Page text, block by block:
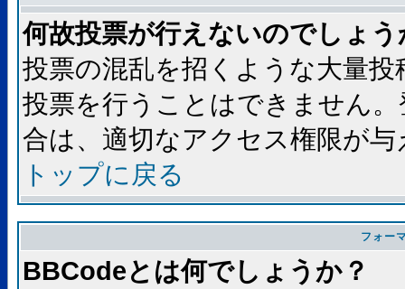
何故投票が行えないのでしょう
投票の混乱を招くような大量
投票を行うことはできません
合は、適切なアクセス権限が
トップに戻る
フォー
BBCodeとは何でしょうか？